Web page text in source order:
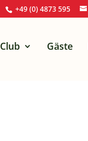
+49 (0) 4873 595
Club Gäste